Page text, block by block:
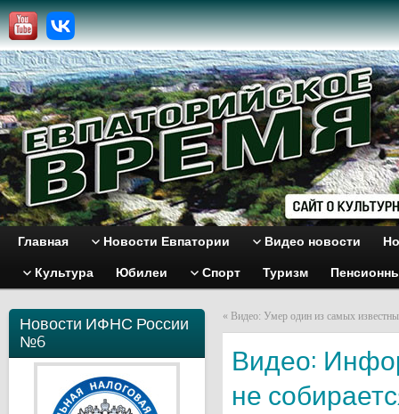
Главная Новости Евпатории Видео новости
Культура Юбилеи Спорт Туризм
Новости ИФНС России
№6
« Видео: Умер один из самых
Видео:
не